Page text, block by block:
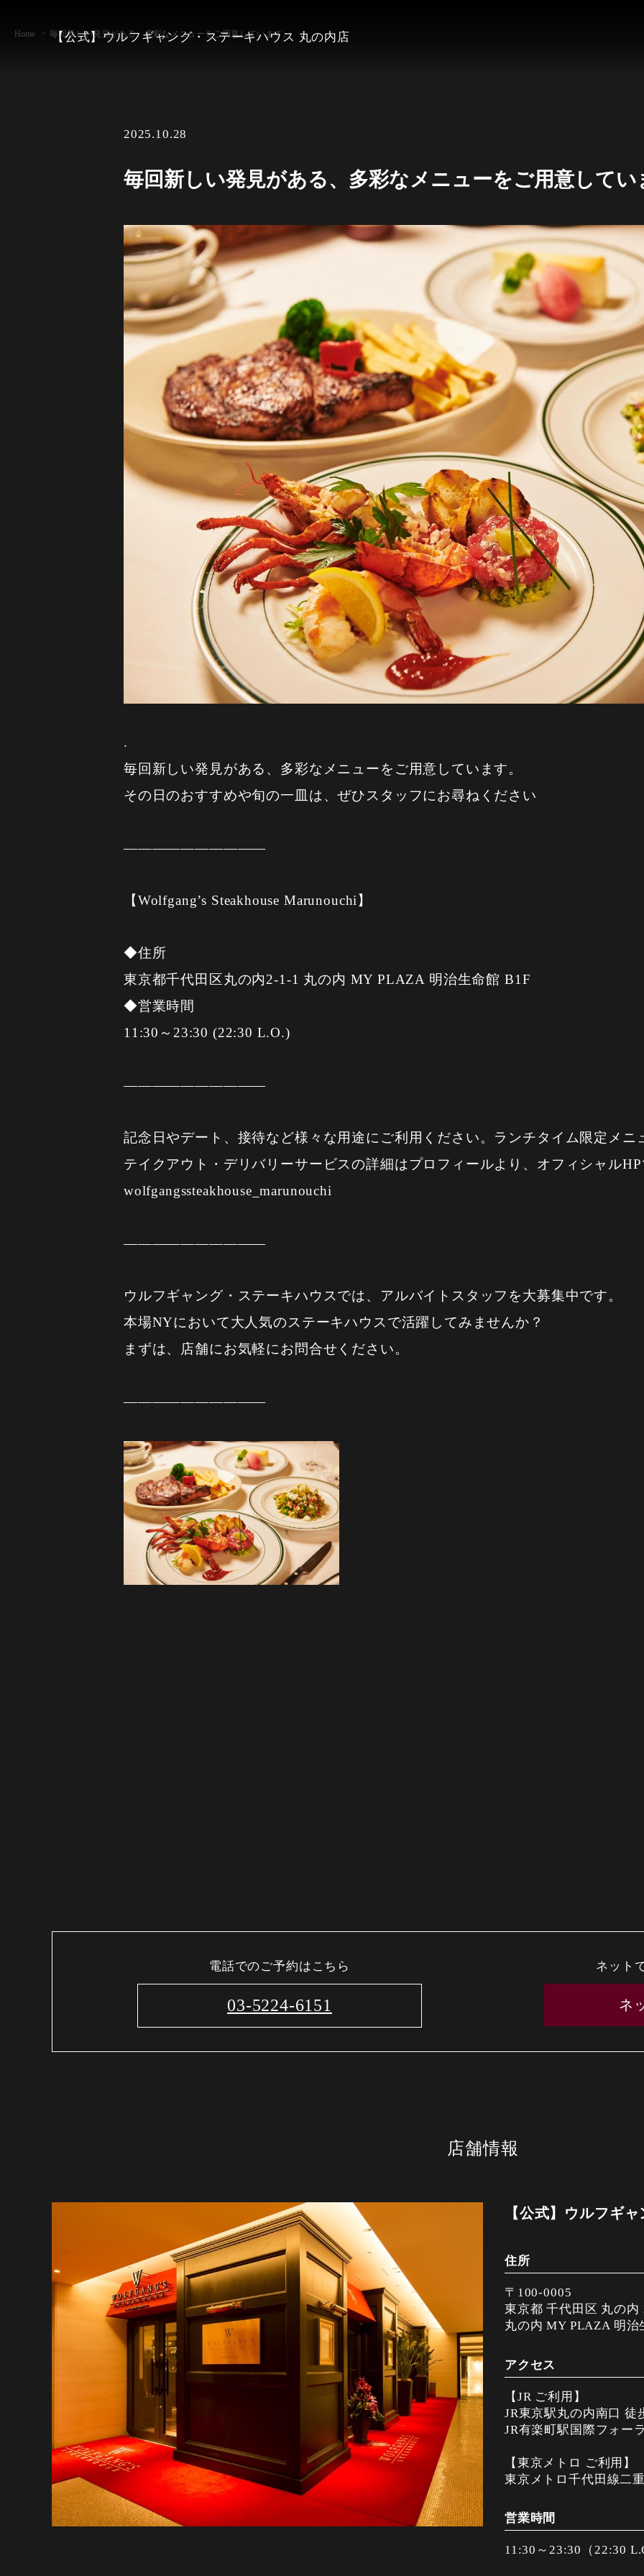
【公式】ウルフギャング・ステーキハウス 丸の内店
Home 毎回新しい発見がある、多彩なメニューをご用意しています。
2025.10.28
毎回新しい発見がある、多彩なメニューをご用意してい
.
毎回新しい発見がある、多彩なメニューをご用意しています。
その日のおすすめや旬の一皿は、ぜひスタッフにお尋ねください
——————————
【Wolfgang’s Steakhouse Marunouchi】
◆住所
東京都千代田区丸の内2-1-1 丸の内 MY PLAZA 明治生命館 B1F
◆営業時間
11:30～23:30 (22:30 L.O.)
——————————
記念日やデート、接待など様々な用途にご利用ください。ランチタイム限定メニ
テイクアウト・デリバリーサービスの詳細はプロフィールより、オフィシャルHP
wolfgangssteakhouse_marunouchi
——————————
ウルフギャング・ステーキハウスでは、アルバイトスタッフを大募集中です。
本場NYにおいて大人気のステーキハウスで活躍してみませんか？
まずは、店舗にお気軽にお問合せください。
——————————
電話でのご予約はこちら
03-5224-6151
ネット
ネ
店舗情報
【公式】ウルフギ
住所
〒100-0005
東京都 千代田区 丸の内
丸の内 MY PLAZA 明治
アクセス
【JR ご利用】
JR東京駅丸の内南口 徒
JR有楽町駅国際フォー
【東京メトロ ご利用】
東京メトロ千代田線二
営業時間
11:30～23:30（22:30